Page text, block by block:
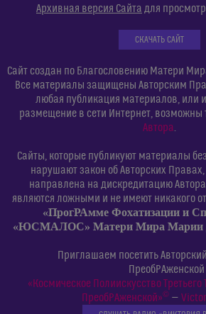
Архивная версия Сайта для
СКАЧАТЬ САЙТ
Сайт создан по Благословению Матери
Все материалы защищены Авторским
любая публикация материалов, или
размещение в сети Интернет, возможны
Автора.
Сайты, которые публикуют материалы
нарушают закон об Авторских Правах,
направлена на дискредитацию
являются ложными и не имеют никакого
«ПрогРАмме Фохатизации и
«ЮСМАЛОС» Матери Мира
Приглашаем посетить
ПреобРАженской
«Космическое Полиискусство
ПреобРАженской»©—